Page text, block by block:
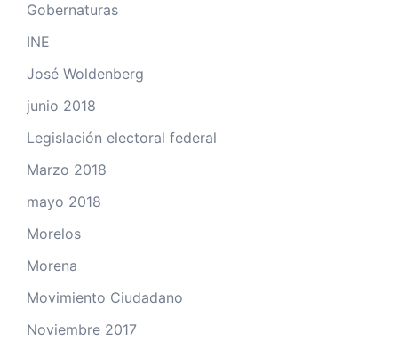
Gobernaturas
INE
José Woldenberg
junio 2018
Legislación electoral federal
Marzo 2018
mayo 2018
Morelos
Morena
Movimiento Ciudadano
Noviembre 2017